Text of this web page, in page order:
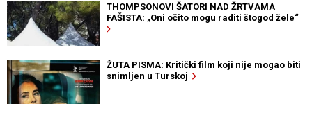
THOMPSONOVI ŠATORI NAD ŽRTVAMA
FAŠISTA: „Oni očito mogu raditi štogod žele“
ŽUTA PISMA: Kritički film koji nije mogao biti
snimljen u Turskoj